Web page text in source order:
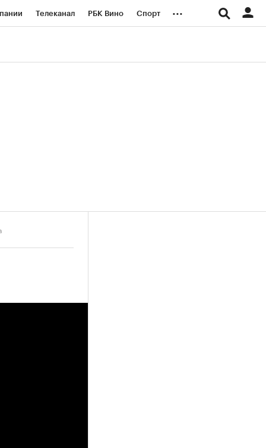
Телеканал РБК Вино Спорт ...